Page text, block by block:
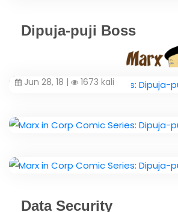
Dipuja-puji Boss
Jun 28, 18 | 1673 kali
Data Security